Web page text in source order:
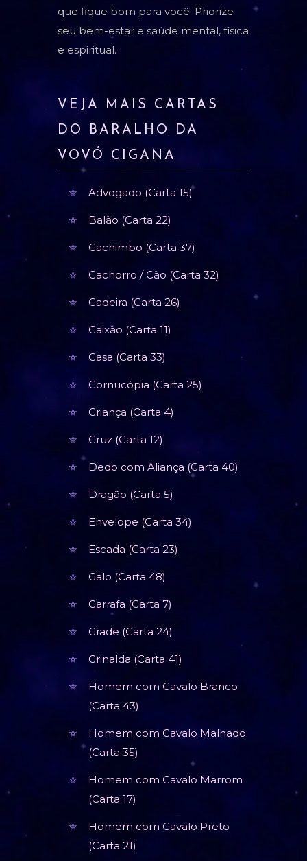
que fique bom para você. Priorize
seu bem-estar e saúde mental, física
e espiritual.
VEJA MAIS CARTAS
DO BARALHO DA
VOVÓ CIGANA
Advogado (Carta 15)
Balão (Carta 22)
Cachimbo (Carta 37)
Cachorro / Cão (Carta 32)
Cadeira (Carta 26)
Caixão (Carta 11)
Casa (Carta 33)
Cornucópia (Carta 25)
Criança (Carta 4)
Cruz (Carta 12)
Dedo com Aliança (Carta 40)
Dragão (Carta 5)
Envelope (Carta 34)
Escada (Carta 23)
Galo (Carta 48)
Garrafa (Carta 7)
Grade (Carta 24)
Grinalda (Carta 41)
Homem com Cavalo Branco
(Carta 43)
Homem com Cavalo Malhado
(Carta 35)
Homem com Cavalo Marrom
(Carta 17)
Homem com Cavalo Preto
(Carta 21)